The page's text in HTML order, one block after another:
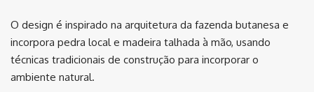
O design é inspirado na arquitetura da fazenda butanesa e
incorpora pedra local e madeira talhada à mão, usando
técnicas tradicionais de construção para incorporar o
ambiente natural.